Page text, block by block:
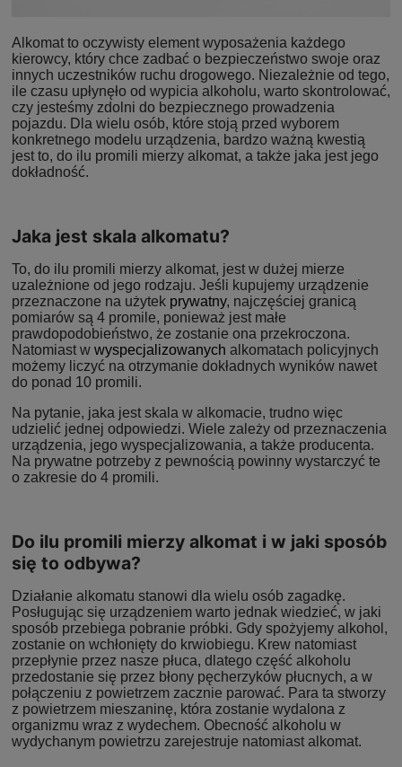
Alkomat to oczywisty element wyposażenia każdego
kierowcy, który chce zadbać o bezpieczeństwo swoje oraz
innych uczestników ruchu drogowego. Niezależnie od tego,
ile czasu upłynęło od wypicia alkoholu, warto skontrolować,
czy jesteśmy zdolni do bezpiecznego prowadzenia
pojazdu. Dla wielu osób, które stoją przed wyborem
konkretnego modelu urządzenia, bardzo ważną kwestią
jest to, do ilu promili mierzy alkomat, a także jaka jest jego
dokładność.
Jaka jest skala alkomatu?
To, do ilu promili mierzy alkomat, jest w dużej mierze
uzależnione od jego rodzaju. Jeśli kupujemy urządzenie
przeznaczone na użytek prywatny, najczęściej granicą
pomiarów są 4 promile, ponieważ jest małe
prawdopodobieństwo, że zostanie ona przekroczona.
Natomiast w wyspecjalizowanych alkomatach policyjnych
możemy liczyć na otrzymanie dokładnych wyników nawet
do ponad 10 promili.
Na pytanie, jaka jest skala w alkomacie, trudno więc
udzielić jednej odpowiedzi. Wiele zależy od przeznaczenia
urządzenia, jego wyspecjalizowania, a także producenta.
Na prywatne potrzeby z pewnością powinny wystarczyć te
o zakresie do 4 promili.
Do ilu promili mierzy alkomat i w jaki sposób
się to odbywa?
Działanie alkomatu stanowi dla wielu osób zagadkę.
Posługując się urządzeniem warto jednak wiedzieć, w jaki
sposób przebiega pobranie próbki. Gdy spożyjemy alkohol,
zostanie on wchłonięty do krwiobiegu. Krew natomiast
przepłynie przez nasze płuca, dlatego część alkoholu
przedostanie się przez błony pęcherzyków płucnych, a w
połączeniu z powietrzem zacznie parować. Para ta stworzy
z powietrzem mieszaninę, która zostanie wydalona z
organizmu wraz z wydechem. Obecność alkoholu w
wydychanym powietrzu zarejestruje natomiast alkomat.